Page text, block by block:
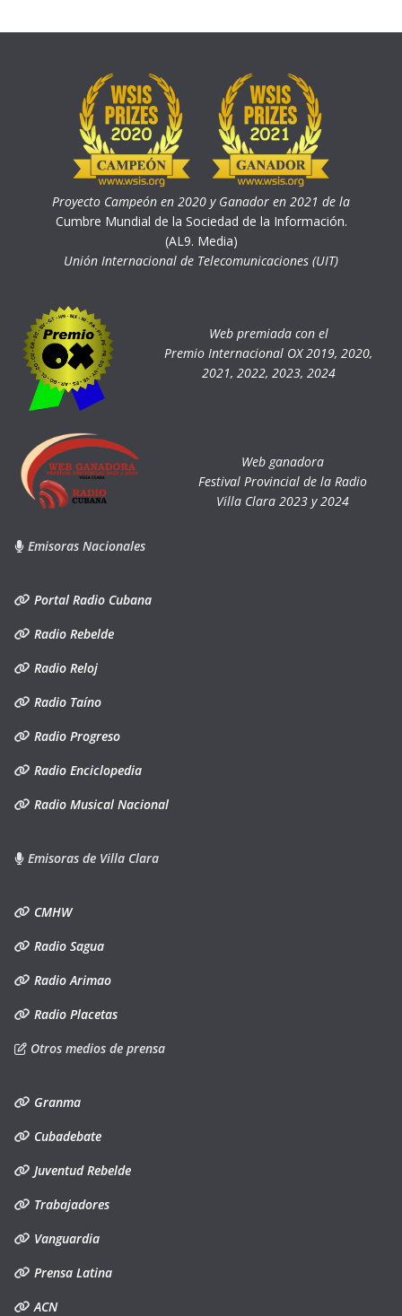
Proyecto Campeón en 2020 y Ganador en 2021 de la
Cumbre Mundial de la Sociedad de la Información.
(AL9. Media)
Unión Internacional de Telecomunicaciones (UIT)
Web premiada con el
Premio Internacional OX 2019, 2020,
2021, 2022, 2023, 2024
Web ganadora
Festival Provincial de la Radio
Villa Clara 2023 y 2024
Emisoras Nacionales
Portal Radio Cubana
Radio Rebelde
Radio Reloj
Radio Taíno
Radio Progreso
Radio Enciclopedia
Radio Musical Nacional
Emisoras de Villa Clara
CMHW
Radio Sagua
Radio Arimao
Radio Placetas
Otros medios de prensa
Granma
Cubadebate
Juventud Rebelde
Trabajadores
Vanguardia
Prensa Latina
ACN